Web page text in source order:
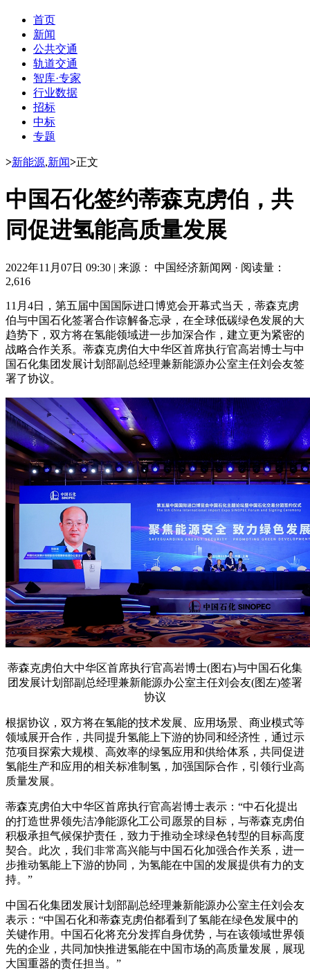
首页
新闻
公共交通
轨道交通
智库·专家
行业数据
招标
中标
专题
>新能源,新闻>正文
中国石化签约蒂森克虏伯，共
同促进氢能高质量发展
2022年11月07日 09:30 | 来源： 中国经济新闻网 · 阅读量：
2,616
11月4日，第五届中国国际进口博览会开幕式当天，蒂森克虏
伯与中国石化签署合作谅解备忘录，在全球低碳绿色发展的大
趋势下，双方将在氢能领域进一步加深合作，建立更为紧密的
战略合作关系。蒂森克虏伯大中华区首席执行官高岩博士与中
国石化集团发展计划部副总经理兼新能源办公室主任刘会友签
署了协议。
蒂森克虏伯大中华区首席执行官高岩博士(图右)与中国石化集
团发展计划部副总经理兼新能源办公室主任刘会友(图左)签署
协议
根据协议，双方将在氢能的技术发展、应用场景、商业模式等
领域展开合作，共同提升氢能上下游的协同和经济性，通过示
范项目探索大规模、高效率的绿氢应用和供给体系，共同促进
氢能生产和应用的相关标准制氢，加强国际合作，引领行业高
质量发展。
蒂森克虏伯大中华区首席执行官高岩博士表示：“中石化提出
的打造世界领先洁净能源化工公司愿景的目标，与蒂森克虏伯
积极承担气候保护责任，致力于推动全球绿色转型的目标高度
契合。此次，我们非常高兴能与中国石化加强合作关系，进一
步推动氢能上下游的协同，为氢能在中国的发展提供有力的支
持。”
中国石化集团发展计划部副总经理兼新能源办公室主任刘会友
表示：“中国石化和蒂森克虏伯都看到了氢能在绿色发展中的
关键作用。中国石化将充分发挥自身优势，与在该领域世界领
先的企业，共同加快推进氢能在中国市场的高质量发展，展现
大国重器的责任担当。”